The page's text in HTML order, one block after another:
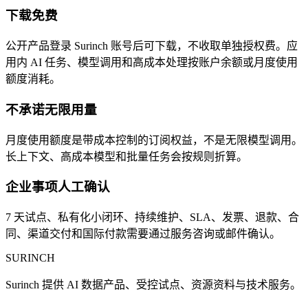
下载免费
公开产品登录 Surinch 账号后可下载，不收取单独授权费。应
用内 AI 任务、模型调用和高成本处理按账户余额或月度使用
额度消耗。
不承诺无限用量
月度使用额度是带成本控制的订阅权益，不是无限模型调用。
长上下文、高成本模型和批量任务会按规则折算。
企业事项人工确认
7 天试点、私有化小闭环、持续维护、SLA、发票、退款、合
同、渠道交付和国际付款需要通过服务咨询或邮件确认。
SURINCH
Surinch 提供 AI 数据产品、受控试点、资源资料与技术服务。